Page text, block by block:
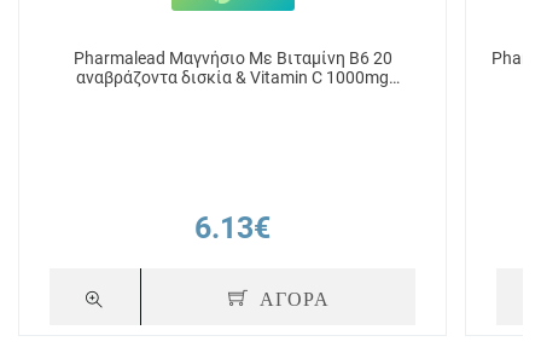
Pharmalead Μαγνήσιο Με Βιταμίνη Β6 20
αναβράζοντα δισκία & Vitamin C 1000mg
6.13€
ΑΓΟΡΑ